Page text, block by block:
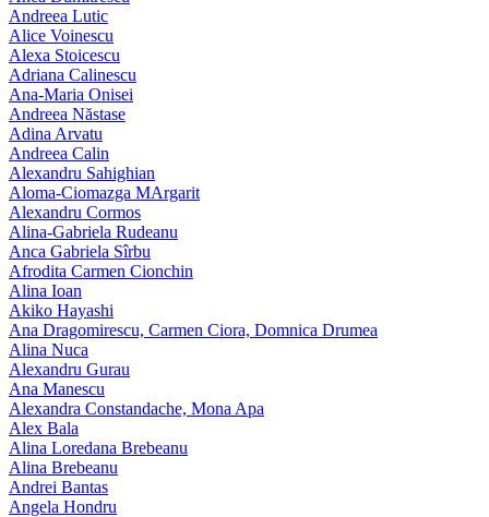
Andreea Lutic
Alice Voinescu
Alexa Stoicescu
Adriana Calinescu
Ana-Maria Onisei
Andreea Năstase
Adina Arvatu
Andreea Calin
Alexandru Sahighian
Aloma-Ciomazga MArgarit
Alexandru Cormos
Alina-Gabriela Rudeanu
Anca Gabriela Sîrbu
Afrodita Carmen Cionchin
Alina Ioan
Akiko Hayashi
Ana Dragomirescu, Carmen Ciora, Domnica Drumea
Alina Nuca
Alexandru Gurau
Ana Manescu
Alexandra Constandache, Mona Apa
Alex Bala
Alina Loredana Brebeanu
Alina Brebeanu
Andrei Bantas
Angela Hondru